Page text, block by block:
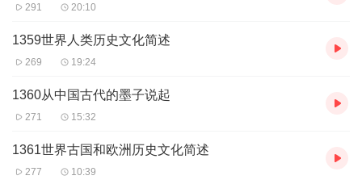
291 20:10
1359世界人类历史文化简述
269 19:24
1360从中国古代的墨子说起
271 15:32
1361世界古国和欧洲历史文化简述
277 10:39